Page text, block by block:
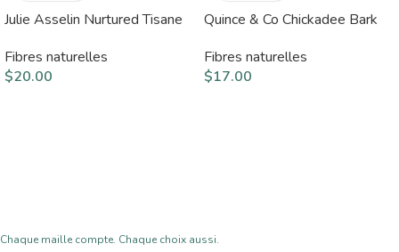
Julie Asselin Nurtured Tisane
Fibres naturelles
$20.00
Quince & Co Chickadee Bark
Fibres naturelles
$17.00
Chaque maille compte. Chaque choix aussi.